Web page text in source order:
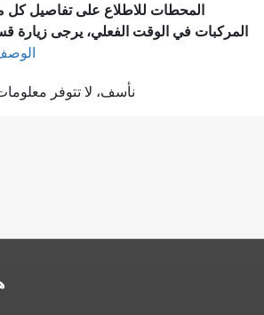
المحطات للاطلاع على تفاصيل
المركبات في الوقت الفعلي، يرجى زيارة
نأسف، لا تتوفر